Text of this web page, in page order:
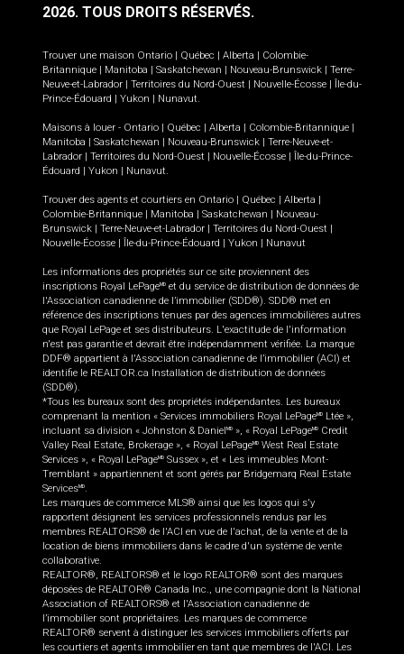
2026. TOUS DROITS RÉSERVÉS.
Trouver une maison Ontario Québec Alberta
Colombie-
Britannique
Manitoba Saskatchewan Nouveau-Brunswick
Terre-
Neuve-et-Labrador
Territoires du Nord-Ouest Nouvelle-Écosse
Île-du-
Prince-Édouard
Yukon Nunavut.
Maisons à louer - Ontario Québec Alberta Colombie-Britannique
Manitoba
Saskatchewan Nouveau-Brunswick
Terre-Neuve-et-
Labrador
Territoires du Nord-Ouest Nouvelle-Écosse
Île-du-Prince-
Édouard
Yukon Nunavut.
Trouver des agents et courtiers en Ontario Québec Alberta
Colombie-Britannique
Manitoba Saskatchewan
Nouveau-
Brunswick
Terre-Neuve-et-Labrador Territoires du Nord-Ouest
Nouvelle-Écosse
Île-du-Prince-Édouard Yukon Nunavut
Les informations des propriétés sur ce site proviennent des
inscriptions Royal LePageMD et du service de distribution de données de
l'Association canadienne de l’immobilier (SDD®). SDD® met en
référence des inscriptions tenues par des agences immobilières autres
que Royal LePage et ses distributeurs. L'exactitude de l'information
n'est pas garantie et devrait être indépendamment vérifiée. La marque
DDF® appartient à l'Association canadienne de l’immobilier (ACI) et
identifie le REALTOR.ca Installation de distribution de données
(SDD®).
*Tous les bureaux sont des propriétés indépendantes. Les bureaux
comprenant la mention « Services immobiliers Royal LePageMD
Ltée »,
incluant sa division « Johnston & Daniel MD », « Royal LePageMD
Credit
Valley Real Estate, Brokerage », « Royal LePageMD West Real Estate
Services », « Royal LePageMD Sussex », et « Les immeubles Mont-
Tremblant » appartiennent et sont gérés par Bridgemarq Real Estate
ServicesMD.
Les marques de commerce MLS® ainsi que les logos qui s'y
rapportent désignent les services professionnels rendus par les
membres REALTORS® de l'ACI en vue de l'achat, de la vente et de la
location de biens immobiliers dans le cadre d'un système de vente
collaborative.
REALTOR®, REALTORS® et le logo REALTOR® sont des marques
déposées de REALTOR® Canada Inc., une compagnie dont la National
Association of REALTORS® et l'Association canadienne de
l’immobilier sont propriétaires. Les marques de commerce
REALTOR® servent à distinguer les services immobiliers offerts par
les courtiers et agents immobilier en tant que membres de l'ACI. Les